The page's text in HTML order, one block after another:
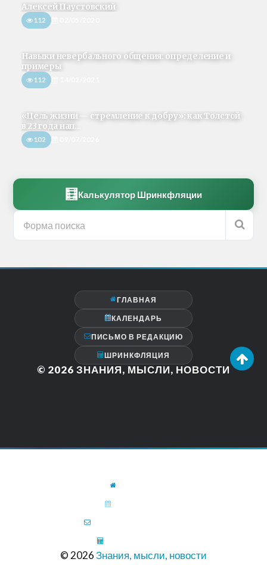
Алексей Паустовский
112
Навыки невербального общения: определение и
примеры
112
«Цель жизни — стремление к добру»: как Толстой
в 23 года нап...
102
🧮 Калькулятор Шринкфляции
ГЛАВНАЯ
КАЛЕНДАРЬ
ПИСЬМО В РЕДАКЦИЮ
ШРИНКФЛЯЦИЯ
© 2026 ЗНАНИЯ, МЫСЛИ, НОВОСТИ
© 2026Знания, мысли, новости